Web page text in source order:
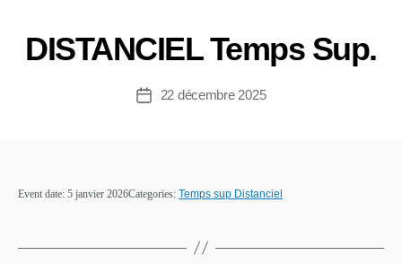
DISTANCIEL Temps Sup.
22 décembre 2025
Event date: 5 janvier 2026Categories: Temps sup Distanciel